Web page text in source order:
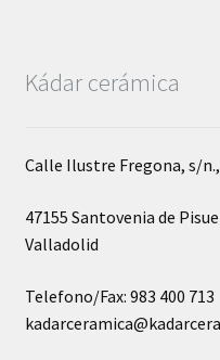
Kádar cerámica
Calle Ilustre Fregona, s/
47155 Santovenia de
Valladolid
Telefono/Fax: 983 400 713